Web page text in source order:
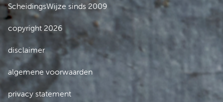
ScheidingsWijze sinds 2009
copyright 2026
disclaimer
algemene voorwaarden
privacy statement